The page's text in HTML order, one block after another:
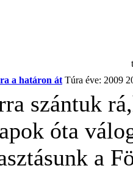
a határon át Túra éve: 2009
szántuk
óta
a